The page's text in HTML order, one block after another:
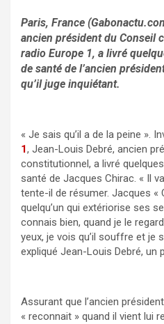
Paris, France
ancien président du Conseil
radio Europe 1, a livré
de santé de l’ancien
qu’il juge inquiétant.
« Je sais qu’il a de la peine ».
1, Jean-Louis Debré, ancien
constitutionnel, a livré
santé de Jacques Chirac. « Il
tente-il de résumer. Jacques «
quelqu’un qui extériorise ses
connais bien, quand je le
yeux, je vois qu’il souffre et je
expliqué Jean-Louis Debré, un
Assurant que l’ancien
« reconnait » quand il vient lui